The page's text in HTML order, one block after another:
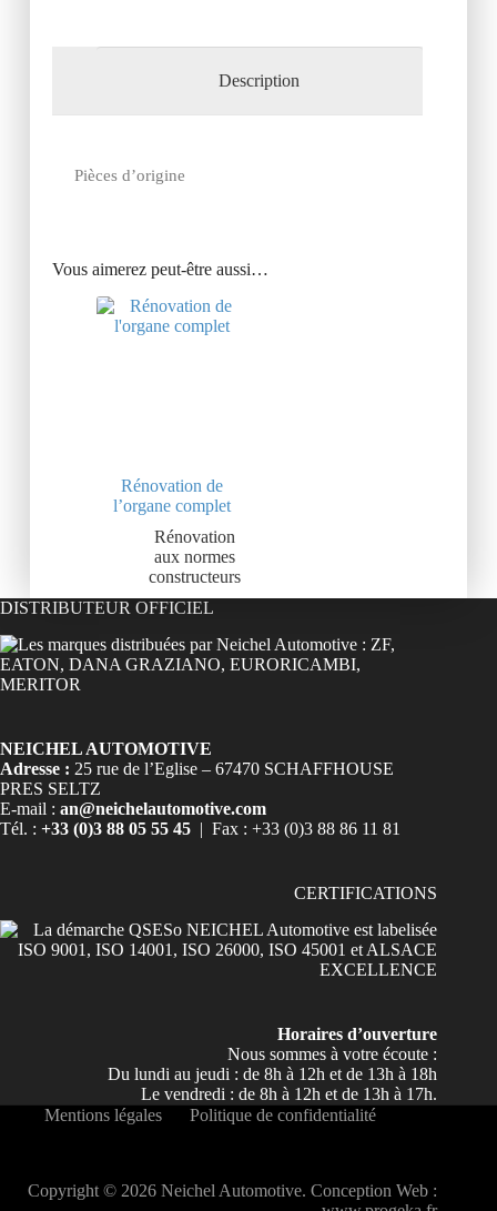
Description
Pièces d’origine
Vous aimerez peut-être aussi…
Rénovation de
l’organe complet
Rénovation
aux normes
constructeurs
DISTRIBUTEUR OFFICIEL
NEICHEL AUTOMOTIVE
Adresse : 25 rue de l’Eglise – 67470 SCHAFFHOUSE
PRES SELTZ
E-mail : an@neichelautomotive.com
Tél. : +33 (0)3 88 05 55 45 | Fax : +33 (0)3 88 86 11 81
CERTIFICATIONS
Horaires d’ouverture
Nous sommes à votre écoute :
Du lundi au jeudi : de 8h à 12h et de 13h à 18h
Le vendredi : de 8h à 12h et de 13h à 17h.
Mentions légales
Politique de confidentialité
Copyright © 2026 Neichel Automotive. Conception Web :